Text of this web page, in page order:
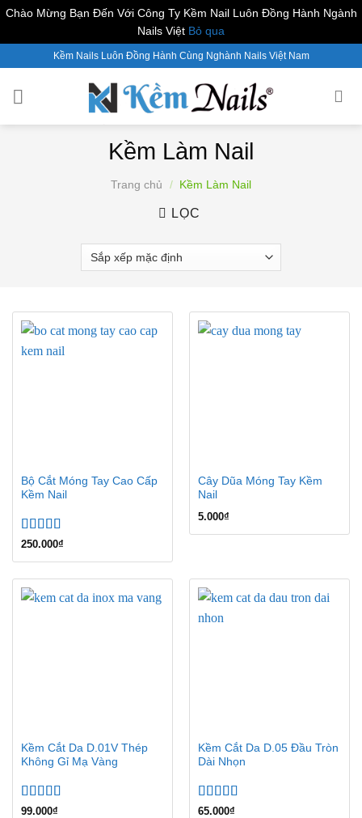
Chào Mừng Bạn Đến Với Công Ty Kềm Nail Luôn Đồng Hành Ngành
Nails Việt Bỏ qua
content
Kềm Nails Luôn Đồng Hành Cùng Nghành Nails Việt Nam
Kềm Làm Nail
Trang chủ / Kềm Làm Nail
LỌC
Bộ Cắt Móng Tay Cao Cấp
Kềm Nail
Được xếp
250.000₫
Cây Dũa Móng Tay Kềm
Nail
5.000₫
Kềm Cắt Da D.01V Thép
Không Gỉ Mạ Vàng
Được xếp
99.000₫
Kềm Cắt Da D.05 Đầu Tròn
Dài Nhọn
Được xếp
65.000₫